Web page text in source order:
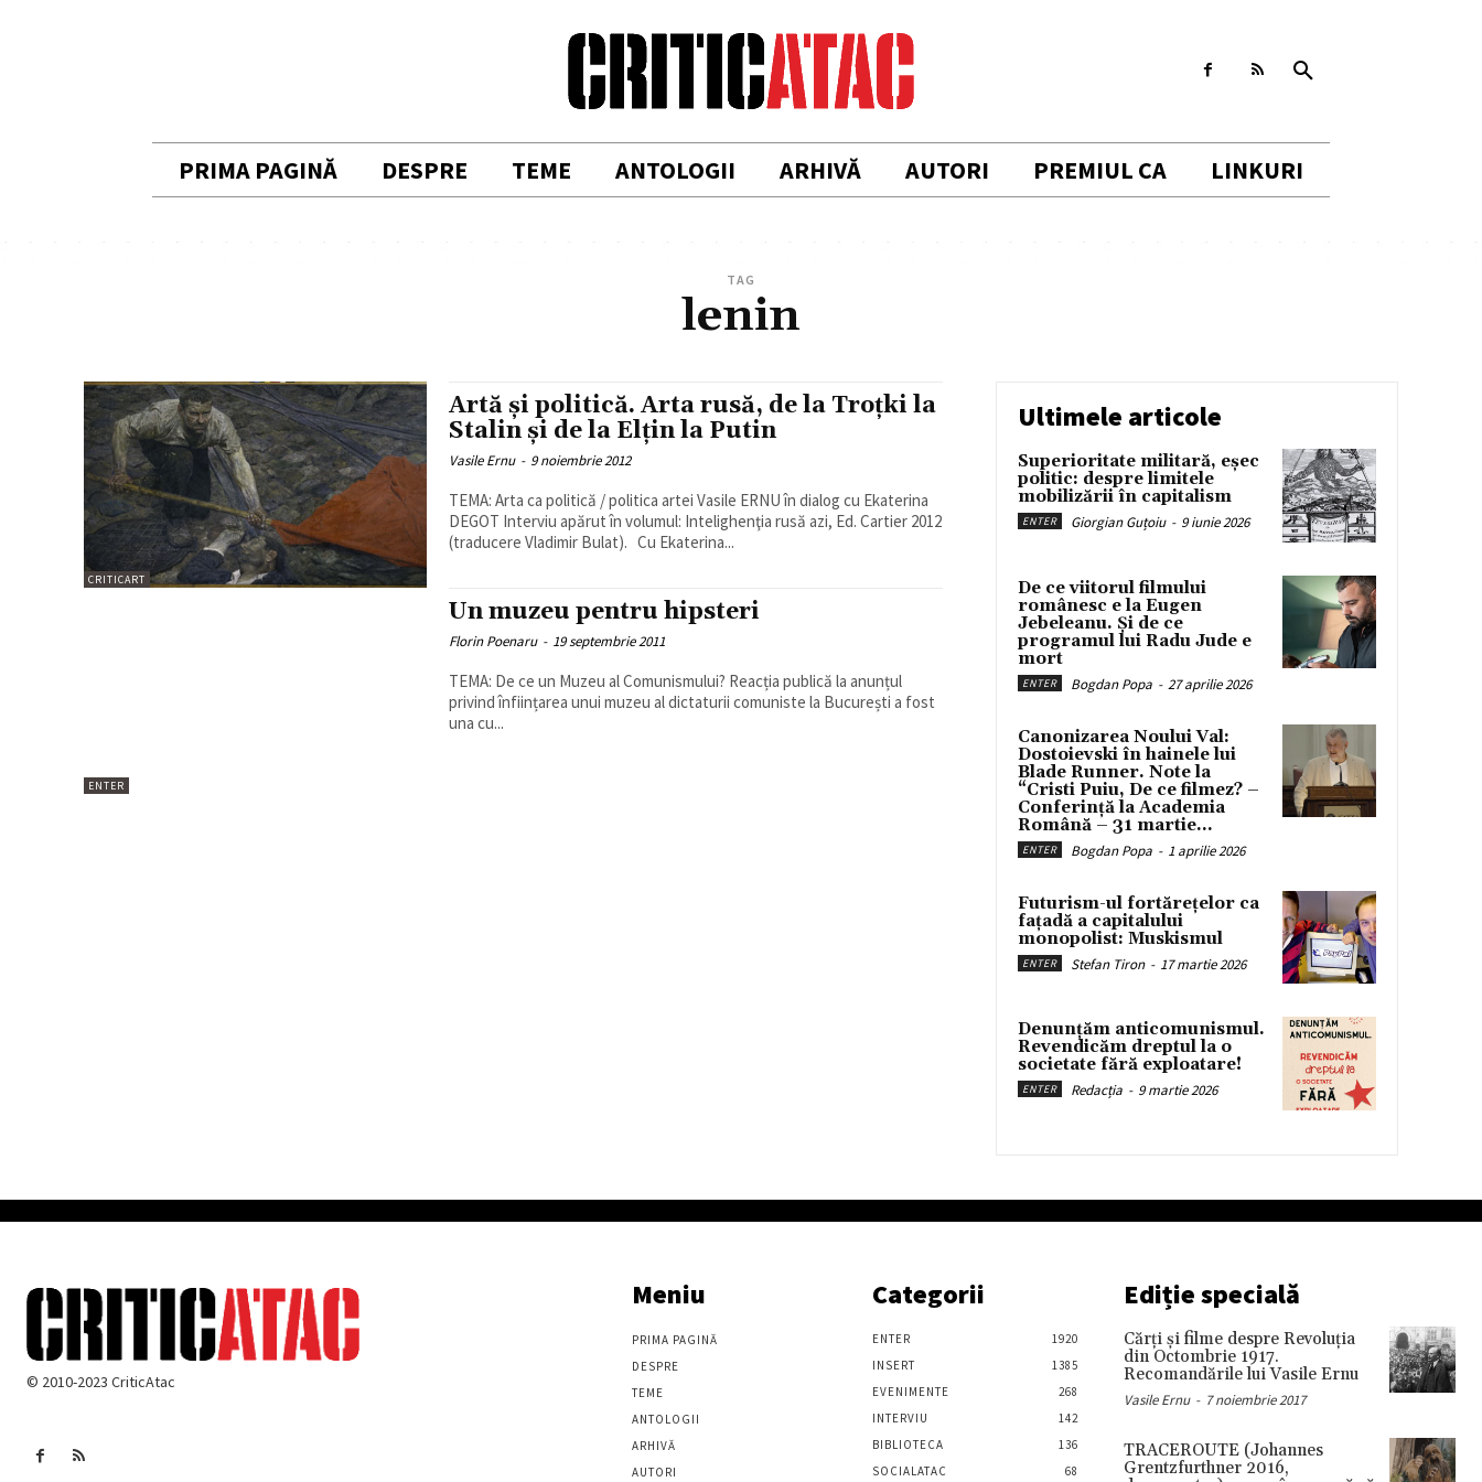
PRIMA PAGINĂ DESPRE TEME ANTOLOGII ARHIVĂ AUTORI PREMIUL CA LINKURI
TAG
lenin
CRITICART
Artă şi politică. Arta rusă, de la Troțki la
Stalin și de la Elțin la Putin
Vasile Ernu - 9 noiembrie 2012
TEMA: Arta ca politică / politica artei Vasile ERNU în dialog cu Ekaterina
DEGOT Interviu apărut în volumul: Intelighenţia rusă azi, Ed. Cartier 2012
(traducere Vladimir Bulat). Cu Ekaterina...
ENTER
Un muzeu pentru hipsteri
Florin Poenaru - 19 septembrie 2011
TEMA: De ce un Muzeu al Comunismului? Reacția publică la anunțul
privind înființarea unui muzeu al dictaturii comuniste la București a fost
una cu...
Ultimele articole
Superioritate militară, eșec
politic: despre limitele
mobilizării în capitalism
ENTER Giorgian Guțoiu - 9 iunie 2026
De ce viitorul filmului
românesc e la Eugen
Jebeleanu. Și de ce
programul lui Radu Jude e
mort
ENTER Bogdan Popa - 27 aprilie 2026
Canonizarea Noului Val:
Dostoievski în hainele lui
Blade Runner. Note la
“Cristi Puiu, De ce filmez? –
Conferință la Academia
Română – 31 martie...
ENTER Bogdan Popa - 1 aprilie 2026
Futurism-ul fortărețelor ca
fațadă a capitalului
monopolist: Muskismul
ENTER Stefan Tiron - 17 martie 2026
Denunțăm anticomunismul.
Revendicăm dreptul la o
societate fără exploatare!
ENTER Redacția - 9 martie 2026
© 2010-2023 CriticAtac
Meniu
PRIMA PAGINĂ
DESPRE
TEME
ANTOLOGII
ARHIVĂ
AUTORI
Categorii
ENTER
1920
INSERT
1385
EVENIMENTE
268
INTERVIU
142
BIBLIOTECA
136
SOCIALATAC
68
Ediție specială
Cărţi şi filme despre Revoluţia
din Octombrie 1917.
Recomandările lui Vasile Ernu
Vasile Ernu - 7 noiembrie 2017
TRACEROUTE (Johannes
Grentzfurthner 2016,